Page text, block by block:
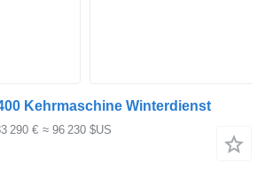
Kehrmaschine Winterdienst
290 € ≈ 96 230 $US